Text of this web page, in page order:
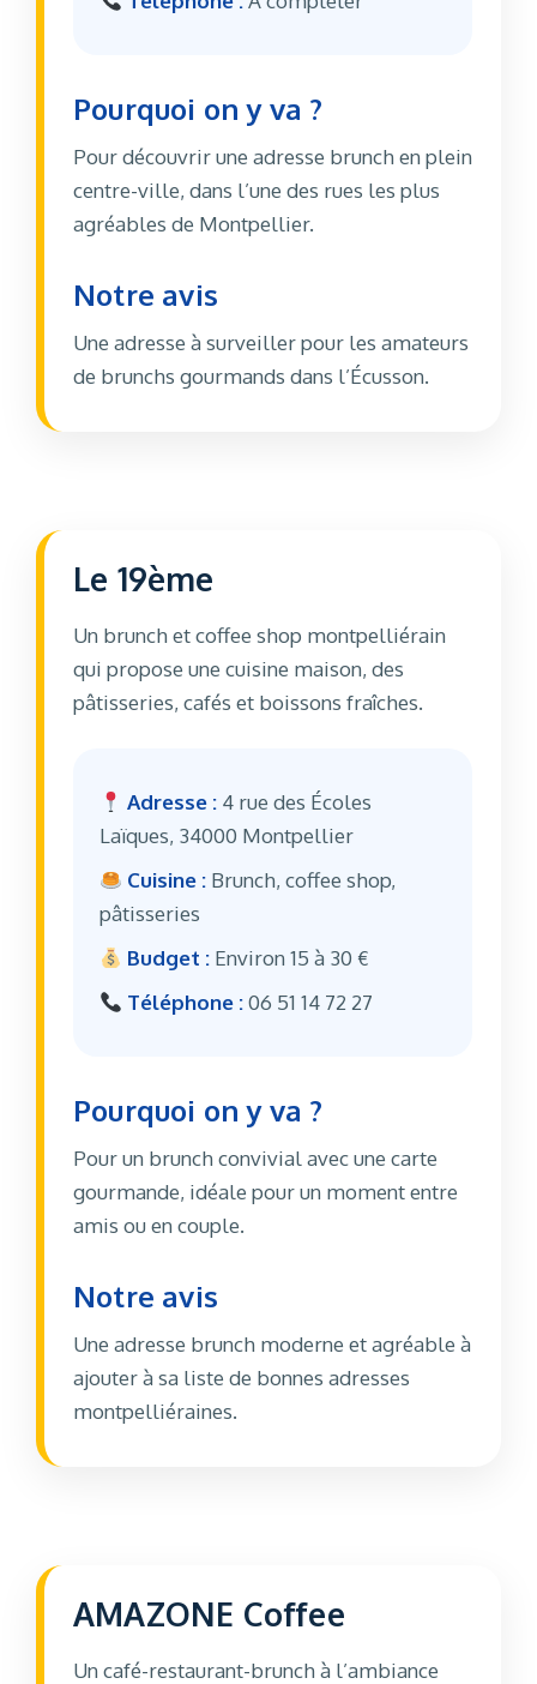
Pourquoi on y va ?
Pour découvrir une adresse brunch en plein
centre-ville, dans l’une des rues les plus
agréables de Montpellier.
Notre avis
Une adresse à surveiller pour les amateurs
de brunchs gourmands dans l’Écusson.
Le 19ème
Un brunch et coffee shop montpelliérain
qui propose une cuisine maison, des
pâtisseries, cafés et boissons fraîches.
Adresse : 4 rue des Écoles
Laïques, 34000 Montpellier
Cuisine : Brunch, coffee shop,
pâtisseries
Budget : Environ 15 à 30 €
Téléphone :06 51 14 72 27
Pourquoi on y va ?
Pour un brunch convivial avec une carte
gourmande, idéale pour un moment entre
amis ou en couple.
Notre avis
Une adresse brunch moderne et agréable à
ajouter à sa liste de bonnes adresses
montpelliéraines.
AMAZONE Coffee
Un café-restaurant-brunch à l’ambiance